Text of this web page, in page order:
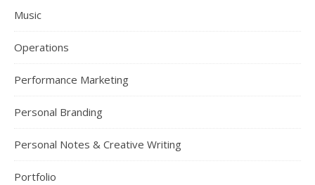
Music
Operations
Performance Marketing
Personal Branding
Personal Notes & Creative Writing
Portfolio